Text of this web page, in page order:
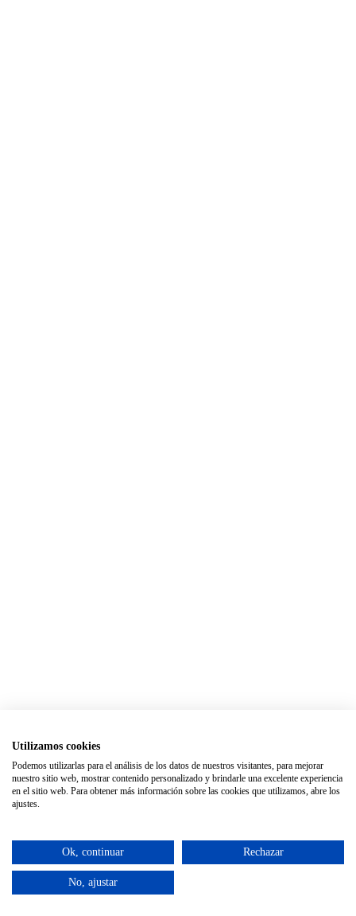
Utilizamos cookies
Podemos utilizarlas para el análisis de los datos de nuestros visitantes, para mejorar
nuestro sitio web, mostrar contenido personalizado y brindarle una excelente experiencia
en el sitio web. Para obtener más información sobre las cookies que utilizamos, abre los
ajustes.
Ok, continuar Rechazar
No, ajustar